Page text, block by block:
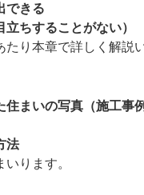
できる
ちすることがない）
り本章で詳しく解説
まいの写真（施工事例
法
ります。